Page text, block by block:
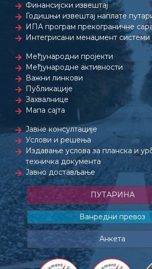
Финансијски извештај
Годишњи извештај наплате
ИПА програм прекограничне
Интегрисани менаџмент системи
Међународни пројекти
Међународне активности
Важни линкови
Публикације
Захвалнице
Мапа сајта
Јавне консултације
Услови и решења
Издавање услова за планска и
техничка документа
Јавно достављање
ПУТАРИНА
Ванредни превоз
Анкета